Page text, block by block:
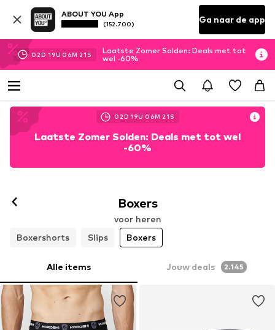
ABOUT YOU App
(152.700) Ga naar de app
02D 19U 06M 18 S
Laatste Zomer Solden: Deals met tot
wel -60%
02D 19U 06M 18 S
Laatste Zomer Solden: Deals met tot wel
-60%
Boxers
voor heren
Boxershorts
Slips Boxers
Alle items Jouw deals 2.145